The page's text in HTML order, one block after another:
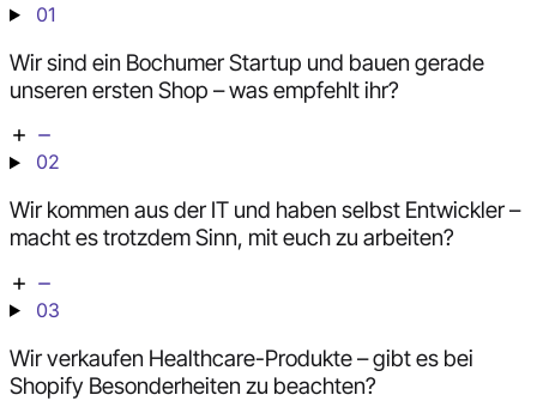
01
Wir sind ein Bochumer Startup und bauen gerade
unseren ersten Shop – was empfehlt ihr?
02
Wir kommen aus der IT und haben selbst Entwickler –
macht es trotzdem Sinn, mit euch zu arbeiten?
03
Wir verkaufen Healthcare-Produkte – gibt es bei
Shopify Besonderheiten zu beachten?